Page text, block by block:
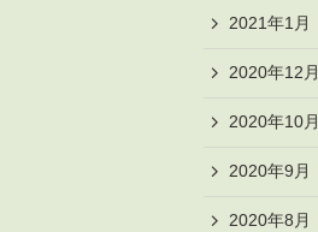
2021年1月
2020年12月
2020年10月
2020年9月
2020年8月